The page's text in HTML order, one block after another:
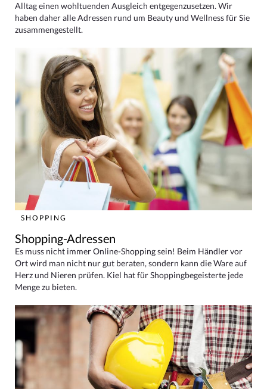
Alltag einen wohltuenden Ausgleich entgegenzusetzen. Wir
haben daher alle Adressen rund um Beauty und Wellness für Sie
zusammengestellt.
SHOPPING
Shopping-Adressen
Es muss nicht immer Online-Shopping sein! Beim Händler vor
Ort wird man nicht nur gut beraten, sondern kann die Ware auf
Herz und Nieren prüfen. Kiel hat für Shoppingbegeisterte jede
Menge zu bieten.